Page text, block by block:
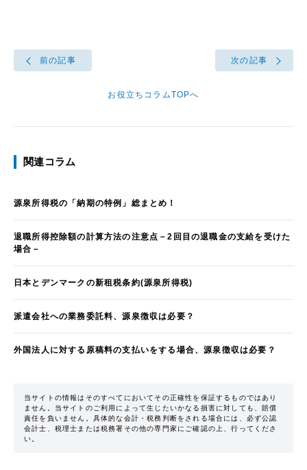
前の記事
お役立ちコラムTOPへ
次の記事
関連コラム
源泉所得税の「納期の特例」総まとめ！
退職所得控除額の計算方法の注意点－2回目の退職金の支給を受けた
場合－
日本とデンマークの新租税条約(源泉所得税)
派遣会社への業務委託料、源泉徴収は必要？
外国法人に対する原稿料の支払いをする場合、源泉徴収は必要？
当サイトの情報はそのすべてにおいてその正確性を保証するものではあり
ません。当サイトのご利用によって生じたいかなる損害に対しても、賠償
責任を負いません。具体的な会計・税務判断をされる場合には、必ず公認
会計士、税理士または税務署その他の専門家にご確認の上、行ってくださ
い。